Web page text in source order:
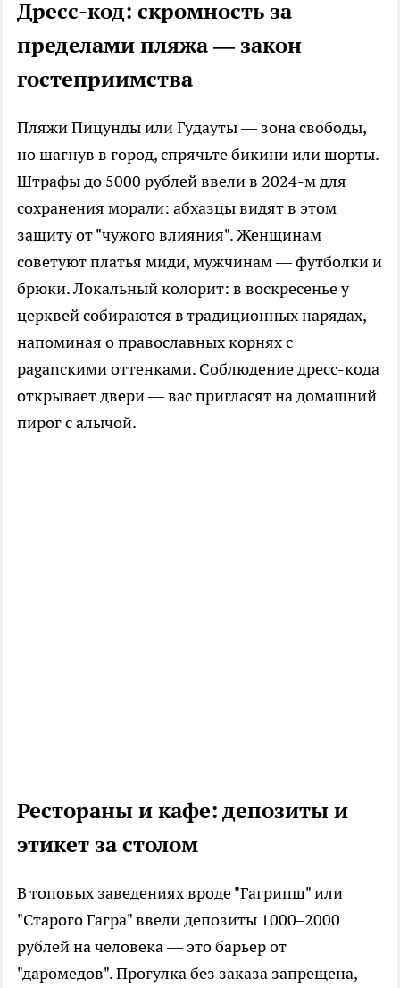
Дресс-код: скромность за
пределами пляжа — закон
гостеприимства
Пляжи Пицунды или Гудауты — зона свободы,
но шагнув в город, спрячьте бикини или шорты.
Штрафы до 5000 рублей ввели в 2024-м для
сохранения морали: абхазцы видят в этом
защиту от "чужого влияния". Женщинам
советуют платья миди, мужчинам — футболки и
брюки. Локальный колорит: в воскресенье у
церквей собираются в традиционных нарядах,
напоминая о православных корнях с
paganскими оттенками. Соблюдение дресс-кода
открывает двери — вас пригласят на домашний
пирог с алычой.
Рестораны и кафе: депозиты и
этикет за столом
В топовых заведениях вроде "Гагрипш" или
"Старого Гагра" ввели депозиты 1000–2000
рублей на человека — это барьер от
"даромедов". Прогулка без заказа запрещена,